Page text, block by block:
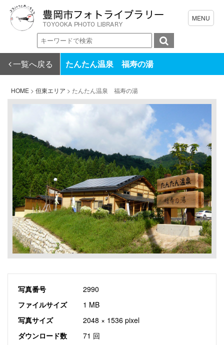
一覧へ戻る たんたん温泉 福寿の湯
HOME > 但東エリア > たんたん温泉 福寿の湯
写真番号
2990
ファイルサイズ
1 MB
写真サイズ
2048 × 1536 pixel
ダウンロード数
71 回